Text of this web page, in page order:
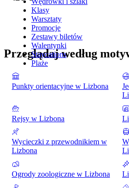
Klasy
Warsztaty
Promocje
Zestawy biletów
Walentynki
Staycations
Plaże
Przeglądaj według
Punkty orientacyjne w Lizbona
Rejsy w Lizbona
Wycieczki z przewodnikiem w
Lizbona
Ogrody zoologiczne w Lizbona